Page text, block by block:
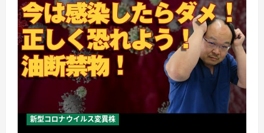
新型コロナウイルス変異株